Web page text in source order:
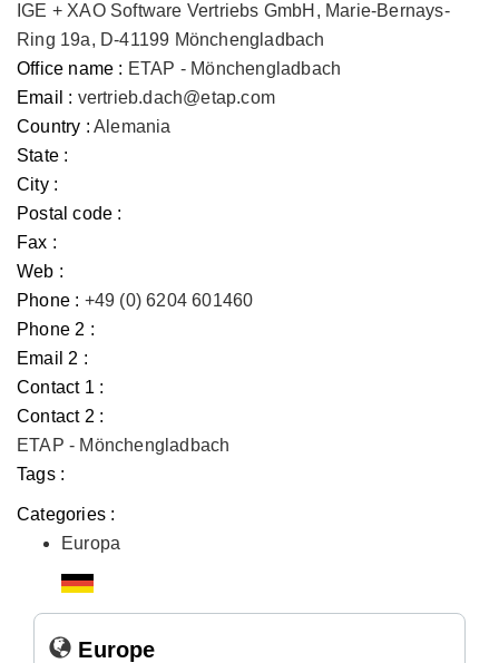
IGE + XAO Software Vertriebs GmbH, Marie-Bernays-
Ring 19a, D-41199 Mönchengladbach
Office name : ETAP - Mönchengladbach
Email : vertrieb.dach@etap.com
Country : Alemania
State :
City :
Postal code :
Fax :
Web :
Phone : +49 (0) 6204 601460
Phone 2 :
Email 2 :
Contact 1 :
Contact 2 :
ETAP - Mönchengladbach
Tags :
Categories :
Europa
Europe